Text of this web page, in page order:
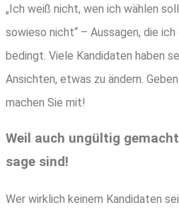
„Ich weiß nicht, wen ich wäh­len
sowie­so nicht“ – Aus­sa­gen, die
bedingt. Vie­le Kan­di­da­ten haben
Ansich­ten, etwas zu ändern.
machen Sie mit!
Weil auch ungül­tig
sa­ge sind!
Wer wirk­lich kei­nem Kan­di­da­ten